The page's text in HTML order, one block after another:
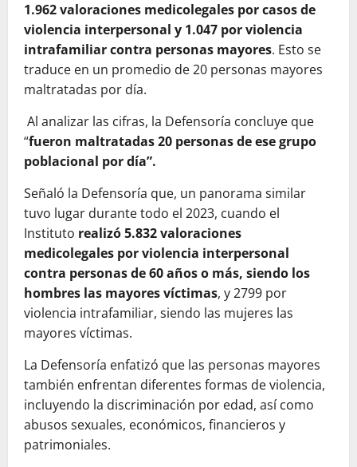
1.962 valoraciones medicolegales por casos de
violencia interpersonal y 1.047 por violencia
intrafamiliar contra personas mayores. Esto se
traduce en un promedio de 20 personas mayores
maltratadas por día.
Al analizar las cifras, la Defensoría concluye que
“fueron maltratadas 20 personas de ese grupo
poblacional por día”.
Señaló la Defensoría que, un panorama similar
tuvo lugar durante todo el 2023, cuando el
Instituto realizó 5.832 valoraciones
medicolegales por violencia interpersonal
contra personas de 60 años o más, siendo los
hombres las mayores víctimas, y 2799 por
violencia intrafamiliar, siendo las mujeres las
mayores víctimas.
La Defensoría enfatizó que las personas mayores
también enfrentan diferentes formas de violencia,
incluyendo la discriminación por edad, así como
abusos sexuales, económicos, financieros y
patrimoniales.